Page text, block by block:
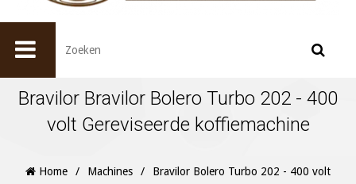
Bravilor Bravilor Bolero Turbo 202 - 400
volt Gereviseerde koffiemachine
Home / Machines /
Bravilor Bolero Turbo 202 - 400 volt